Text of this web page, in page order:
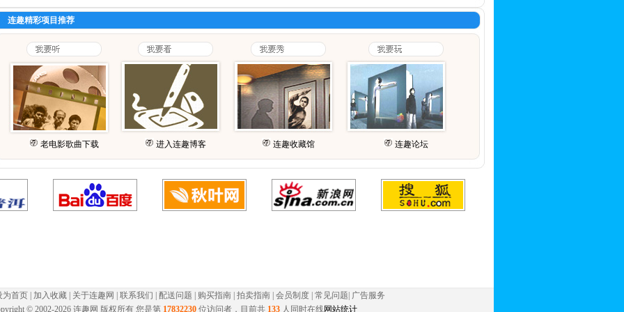
连趣精彩项目推荐
老电影歌曲下载 进入连趣博客 连趣收藏馆 连趣论坛
为首页 加入收藏 关于连趣网 联系我们 配送问题 购买指南 拍卖指南 会员制度 常见问题 广告服务
© 2002-2026 连趣网 版权所有 您是第 17832230 位访问者，目前共 133 人同时在线网站统计